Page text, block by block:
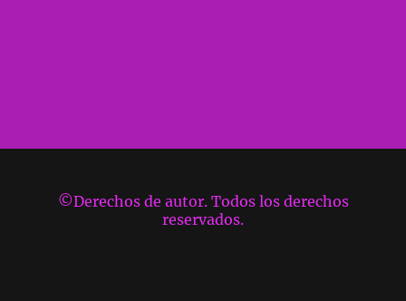
©Derechos de autor. Todos los derechos
reservados.